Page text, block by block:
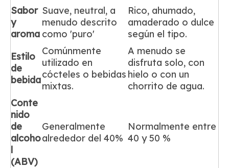
Sabor
y
aroma
Suave, neutral, a
menudo descrito
como 'puro'
Rico, ahumado,
amaderado o dulce
según el tipo.
Estilo
de
bebida
Comúnmente
utilizado en
cócteles o bebidas
mixtas.
A menudo se
disfruta solo, con
hielo o con un
chorrito de agua.
Conte
nido
de
alcoho
l
(ABV)
Generalmente
alrededor del 40%
Normalmente entre
40 y 50 %